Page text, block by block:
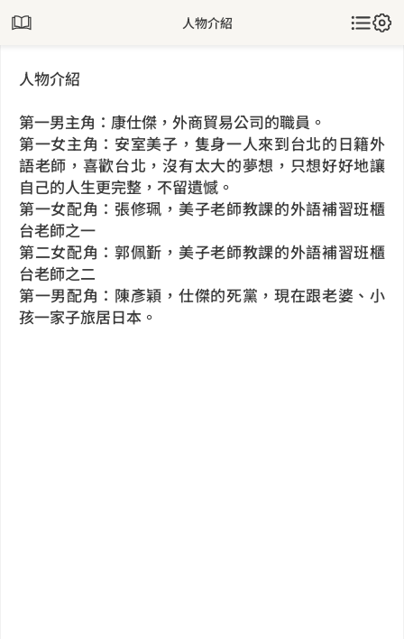
人物介紹
人物介紹
第一男主角：康仕傑，外商貿易公司的職員。
第一女主角：安室美子，隻身一人來到台北的日籍外
語老師，喜歡台北，沒有太大的夢想，只想好好地讓
自己的人生更完整，不留遺憾。
第一女配角：張修珮，美子老師教課的外語補習班櫃
台老師之一
第二女配角：郭佩斳，美子老師教課的外語補習班櫃
台老師之二
第一男配角：陳彥穎，仕傑的死黨，現在跟老婆、小
孩一家子旅居日本。